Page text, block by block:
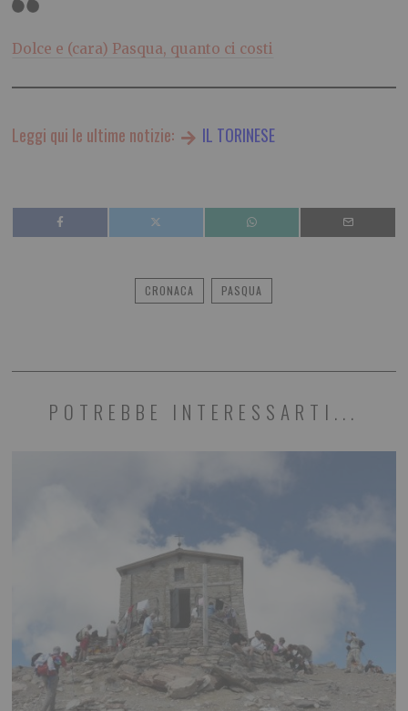
Dolce e (cara) Pasqua, quanto ci costi
Leggi qui le ultime notizie: IL TORINESE
CRONACA PASQUA
POTREBBE INTERESSARTI...